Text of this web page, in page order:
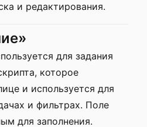
и редактирования.
для задания
которое
и используется для
и фильтрах. Поле
для заполнения.